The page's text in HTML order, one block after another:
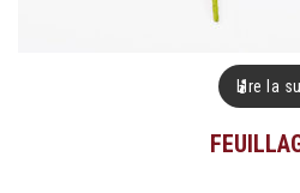
Lire la